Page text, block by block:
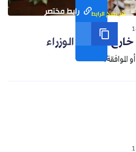
رابط مختصر تم نسخ الرابط
مجلس الوزراء
الموافقة.